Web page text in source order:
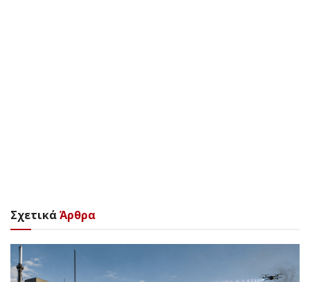
ΣχετικάΆρθρα